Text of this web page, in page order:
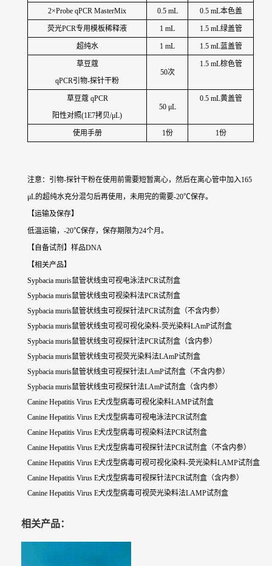
2×Probe qPCR MasterMix 0.5 mL 0.5 mL本色盖
荧光PCR专用模板稀释液 1 mL 1.5 mL绿盖管
超纯水 1 mL 1.5 mL蓝盖管
草豆蔻
qPCR引物-探针干粉
50次
1.5 mL棕色管
草豆蔻qPCR
阳性对照(1E7拷贝/μL)
50 μL
0.5 mL黄盖管
使用手册 1份 1份
注意：引物-探针干粉在使用前需要短暂离心，然后在离心管中加入165
μL的超纯水充分混匀后再使用，未用完的需要-20℃保存。
【运输及保存】
低温运输，-20℃保存，保存期限为24个月。
【自备试剂】样品DNA
【相关产品】
Sypbacia muris鼠管状线虫可视电泳法PCR试剂盒
Sypbacia muris鼠管状线虫可视染料法PCR试剂盒
Sypbacia muris鼠管状线虫可视探针法PCR试剂盒（不含内参）
Sypbacia muris鼠管状线虫可视可视化染料-荧光染料LAmP试剂盒
Sypbacia muris鼠管状线虫可视探针法PCR试剂盒（含内参）
Sypbacia muris鼠管状线虫可视荧光染料法LAmP试剂盒
Sypbacia muris鼠管状线虫可视探针法LAmP试剂盒（不含内参）
Sypbacia muris鼠管状线虫可视探针法LAmP试剂盒（含内参）
Canine Hepatitis Virus E犬戊型病毒可视化染料LAMP试剂盒
Canine Hepatitis Virus E犬戊型病毒可视电泳法PCR试剂盒
Canine Hepatitis Virus E犬戊型病毒可视染料法PCR试剂盒
Canine Hepatitis Virus E犬戊型病毒可视探针法PCR试剂盒（不含内参）
Canine Hepatitis Virus E犬戊型病毒可视可视化染料-荧光染料LAMP试剂盒
Canine Hepatitis Virus E犬戊型病毒可视探针法PCR试剂盒（含内参）
Canine Hepatitis Virus E犬戊型病毒可视荧光染料法LAMP试剂盒
相关产品：